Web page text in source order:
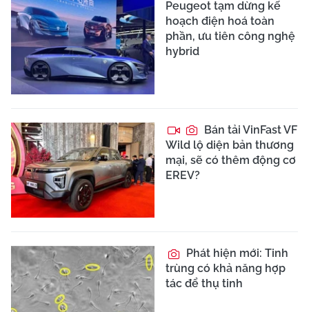
Peugeot tạm dừng kế
hoạch điện hoá toàn
phần, ưu tiên công nghệ
hybrid
Bán tải VinFast VF
Wild lộ diện bản thương
mại, sẽ có thêm động cơ
EREV?
Phát hiện mới: Tinh
trùng có khả năng hợp
tác để thụ tinh